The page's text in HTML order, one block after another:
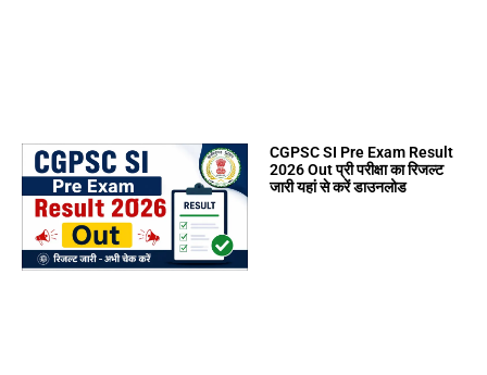
CGPSC SI Pre Exam Result
2026 Out प्री परीक्षा का रिजल्ट
जारी यहां से करें डाउनलोड